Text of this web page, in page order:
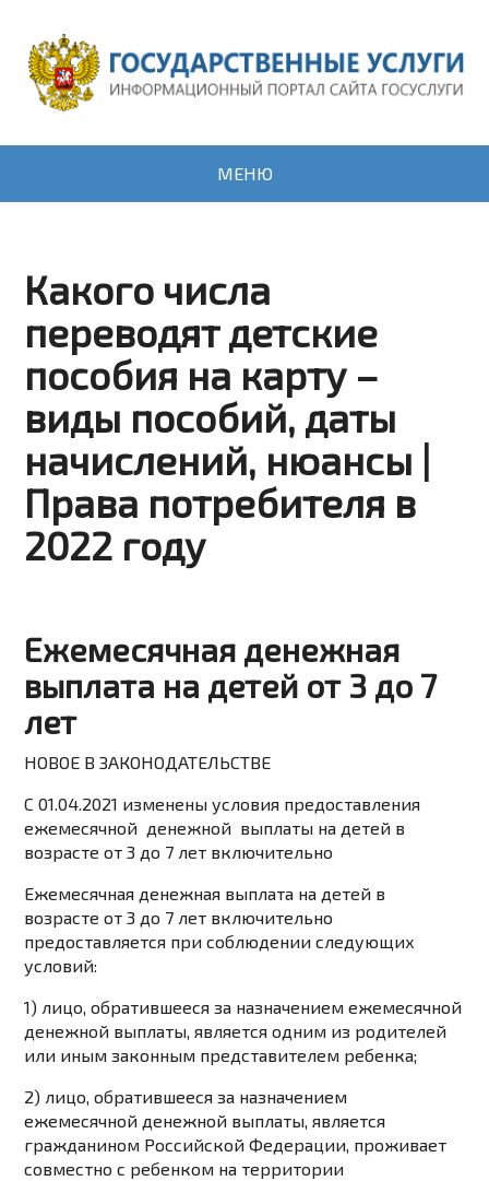
МЕНЮ
Какого числа
переводят детские
пособия на карту –
виды пособий, даты
начислений, нюансы |
Права потребителя в
2022 году
Ежемесячная денежная
выплата на детей от 3 до 7
лет
НОВОЕ В ЗАКОНОДАТЕЛЬСТВЕ
С 01.04.2021 изменены условия предоставления
ежемесячной денежной выплаты на детей в
возрасте от 3 до 7 лет включительно
Ежемесячная денежная выплата на детей в
возрасте от 3 до 7 лет включительно
предоставляется при соблюдении следующих
условий:
1) лицо, обратившееся за назначением ежемесячной
денежной выплаты, является одним из родителей
или иным законным представителем ребенка;
2) лицо, обратившееся за назначением
ежемесячной денежной выплаты, является
гражданином Российской Федерации, проживает
совместно с ребенком на территории